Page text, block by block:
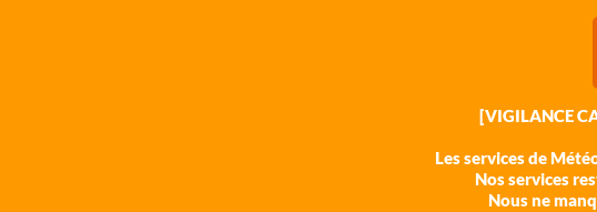
[VIGILANCE
Les services de
Nos services
Nous ne